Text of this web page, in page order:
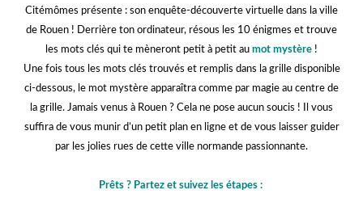
Citémômes présente : son enquête-découverte virtuelle dans la ville
de Rouen ! Derrière ton ordinateur, résous les 10 énigmes et trouve
les mots clés qui te mèneront petit à petit au mot mystère !
Une fois tous les mots clés trouvés et remplis dans la grille disponible
ci-dessous, le mot mystère apparaîtra comme par magie au centre de
la grille. Jamais venus à Rouen ? Cela ne pose aucun soucis ! Il vous
suffira de vous munir d’un petit plan en ligne et de vous laisser guider
par les jolies rues de cette ville normande passionnante.
Prêts ? Partez et suivez les étapes :